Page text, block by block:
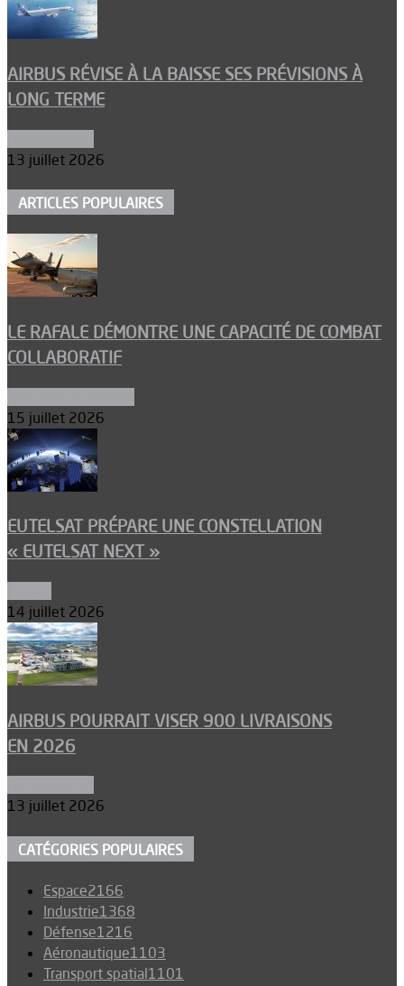
AIRBUS RÉVISE À LA BAISSE SES PRÉVISIONS À
LONG TERME
13 juillet 2026
ARTICLES POPULAIRES
LE RAFALE DÉMONTRE UNE CAPACITÉ DE COMBAT
COLLABORATIF
15 juillet 2026
EUTELSAT PRÉPARE UNE CONSTELLATION
« EUTELSAT NEXT »
14 juillet 2026
AIRBUS POURRAIT VISER 900 LIVRAISONS
EN 2026
13 juillet 2026
CATÉGORIES POPULAIRES
Espace2166
Industrie1368
Défense1216
Aéronautique1103
Transport spatial1101